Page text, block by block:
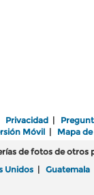
Privacidad |
Móvil| Mapa
de fotos de otros
Unidos | Guatemala